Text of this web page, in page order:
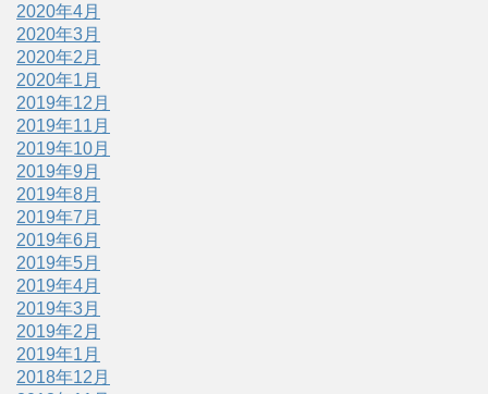
2020年4月
2020年3月
2020年2月
2020年1月
2019年12月
2019年11月
2019年10月
2019年9月
2019年8月
2019年7月
2019年6月
2019年5月
2019年4月
2019年3月
2019年2月
2019年1月
2018年12月